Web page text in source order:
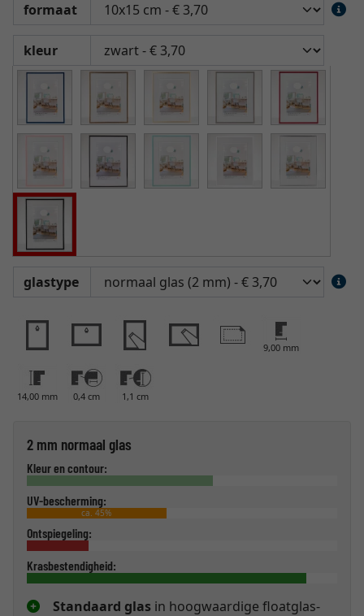
formaat
kleur
glastype
9,00 mm
14,00 mm 0,4 cm 1,1 cm
2 mm normaal glas
Kleur en contour:
UV-bescherming:
ca. 45%
Ontspiegeling:
Krasbestendigheid:
Standaard glas in hoogwaardige floatglas-